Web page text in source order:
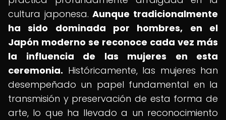
cultura japonesa.Aunque tradicionalmente
ha sido dominada por hombres, en el
Japón moderno se reconoce cada vez más
la influencia de las mujeres en esta
ceremonia. Históricamente, las mujeres han
desempeñado un papel fundamental en la
transmisión y preservación de esta forma de
arte, lo que ha llevado a un reconocimiento